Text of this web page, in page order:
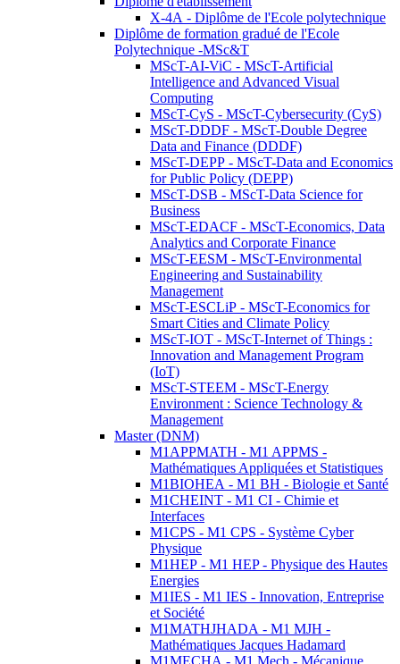
X-4A - Diplôme de l'Ecole polytechnique
Diplôme de formation gradué de l'Ecole
Polytechnique -MSc&T
MScT-AI-ViC - MScT-Artificial
Intelligence and Advanced Visual
Computing
MScT-CyS - MScT-Cybersecurity (CyS)
MScT-DDDF - MScT-Double Degree
Data and Finance (DDDF)
MScT-DEPP - MScT-Data and Economics
for Public Policy (DEPP)
MScT-DSB - MScT-Data Science for
Business
MScT-EDACF - MScT-Economics, Data
Analytics and Corporate Finance
MScT-EESM - MScT-Environmental
Engineering and Sustainability
Management
MScT-ESCLiP - MScT-Economics for
Smart Cities and Climate Policy
MScT-IOT - MScT-Internet of Things :
Innovation and Management Program
(IoT)
MScT-STEEM - MScT-Energy
Environment : Science Technology &
Management
Master (DNM)
M1APPMATH - M1 APPMS -
Mathématiques Appliquées et Statistiques
M1BIOHEA - M1 BH - Biologie et Santé
M1CHEINT - M1 CI - Chimie et
Interfaces
M1CPS - M1 CPS - Système Cyber
Physique
M1HEP - M1 HEP - Physique des Hautes
Energies
M1IES - M1 IES - Innovation, Entreprise
et Société
M1MATHJHADA - M1 MJH -
Mathématiques Jacques Hadamard
M1MECHA - M1 Mech - Mécanique